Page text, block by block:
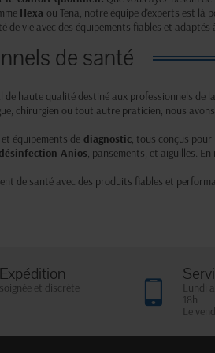
Hexa ou Tena, notre équipe d'experts est là
vie avec des équipements fiables et adaptés
de santé
de haute qualité destiné aux professionnels de
chirurgien ou tout autre praticien, nous
et équipements de diagnostic, tous conçus pour
Anios, pansements, et aiguilles.
de santé avec des produits fiables et
Expédition
soignée et discrète
Lundi
18h
Le